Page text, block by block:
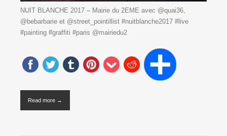
NUIT BLANCHE 2017 – Mairie du 2EME avec @quai36,
@bebarbarie et @street_pointillist #nuitblanche2017 #live
#painting #graffiti #paris @mairiedu2
Read more →